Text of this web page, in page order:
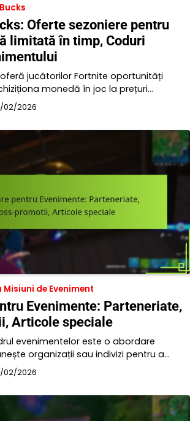
Oferte sezoniere pentru
limitată în timp, Coduri
jucătorilor Fortnite oportunități
monedă în joc la prețuri…
02/2026
de Eveniment
Evenimente: Parteneriate,
Articole speciale
evenimentelor este o abordare
organizații sau indivizi pentru a…
02/2026